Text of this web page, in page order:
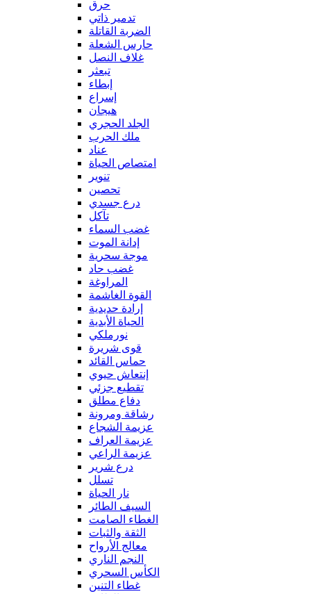
حرق
تدمير ذاتي
الضربة القاتلة
حارس الشعلة
غلاف النصل
تبعثر
إبطاء
إسراع
هيجان
الجلد الحجري
ملك الحرب
عناد
امتصاص الحياة
تنوير
تحصين
درع جسدي
تآكل
غضب السماء
إدانة الموت
موجة سحرية
غضب حاد
المراوغة
القوة الغاشمة
إرادة حديدية
الحياة الأبدية
نورملكي
قوى شريرة
حماس القائد
إنتعاش حيوي
تقطيع جزئي
دفاع مطلق
رشاقة ومرونة
عزيمة الشجاع
عزيمة العراف
عزيمة الراعي
درع شرير
تسلل
نار الحياة
السيف الطائر
الغطاء الصامت
الثقة والثبات
معالج الأرواح
النجم الناري
الكأس السحري
غطاء التنين